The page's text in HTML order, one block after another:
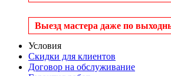
Выезд мастера даже по
Условия
Скидки для клиентов
Договор на обслуживание